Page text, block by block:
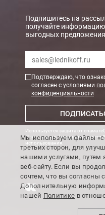
При заказе менее 7000
Мы можем доставить
Транспортные
Доставка до ТК от 7000
При заказе менее 7000
Стоимость доставки ТК
Подробнее обоплате и
Подпишитесь на
получайте
выгодных
Подтверждаю, что
согласен с условиями
конфиденциальности
Используется защита от спама
Политика конфиденциальности
использования
Мы используем файлы
третьих сторон, для
нашими услугами, путем
веб-сайту. Если вы
сочтем, что вы согласны
Дополнительную
нашей Политике в